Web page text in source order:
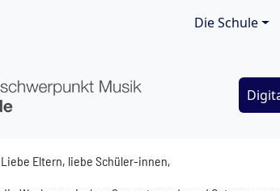
Main
Die Schule
Liebe Eltern, liebe Schüler-innen,